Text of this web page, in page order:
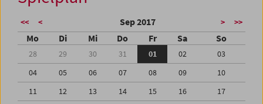
<< < Sep 2017 > >>
Mo Di Mi Do Fr Sa So
28 29 30 31 01 02
03
04
05 06 07 08 09
10
11
12 13 14 15 16
17